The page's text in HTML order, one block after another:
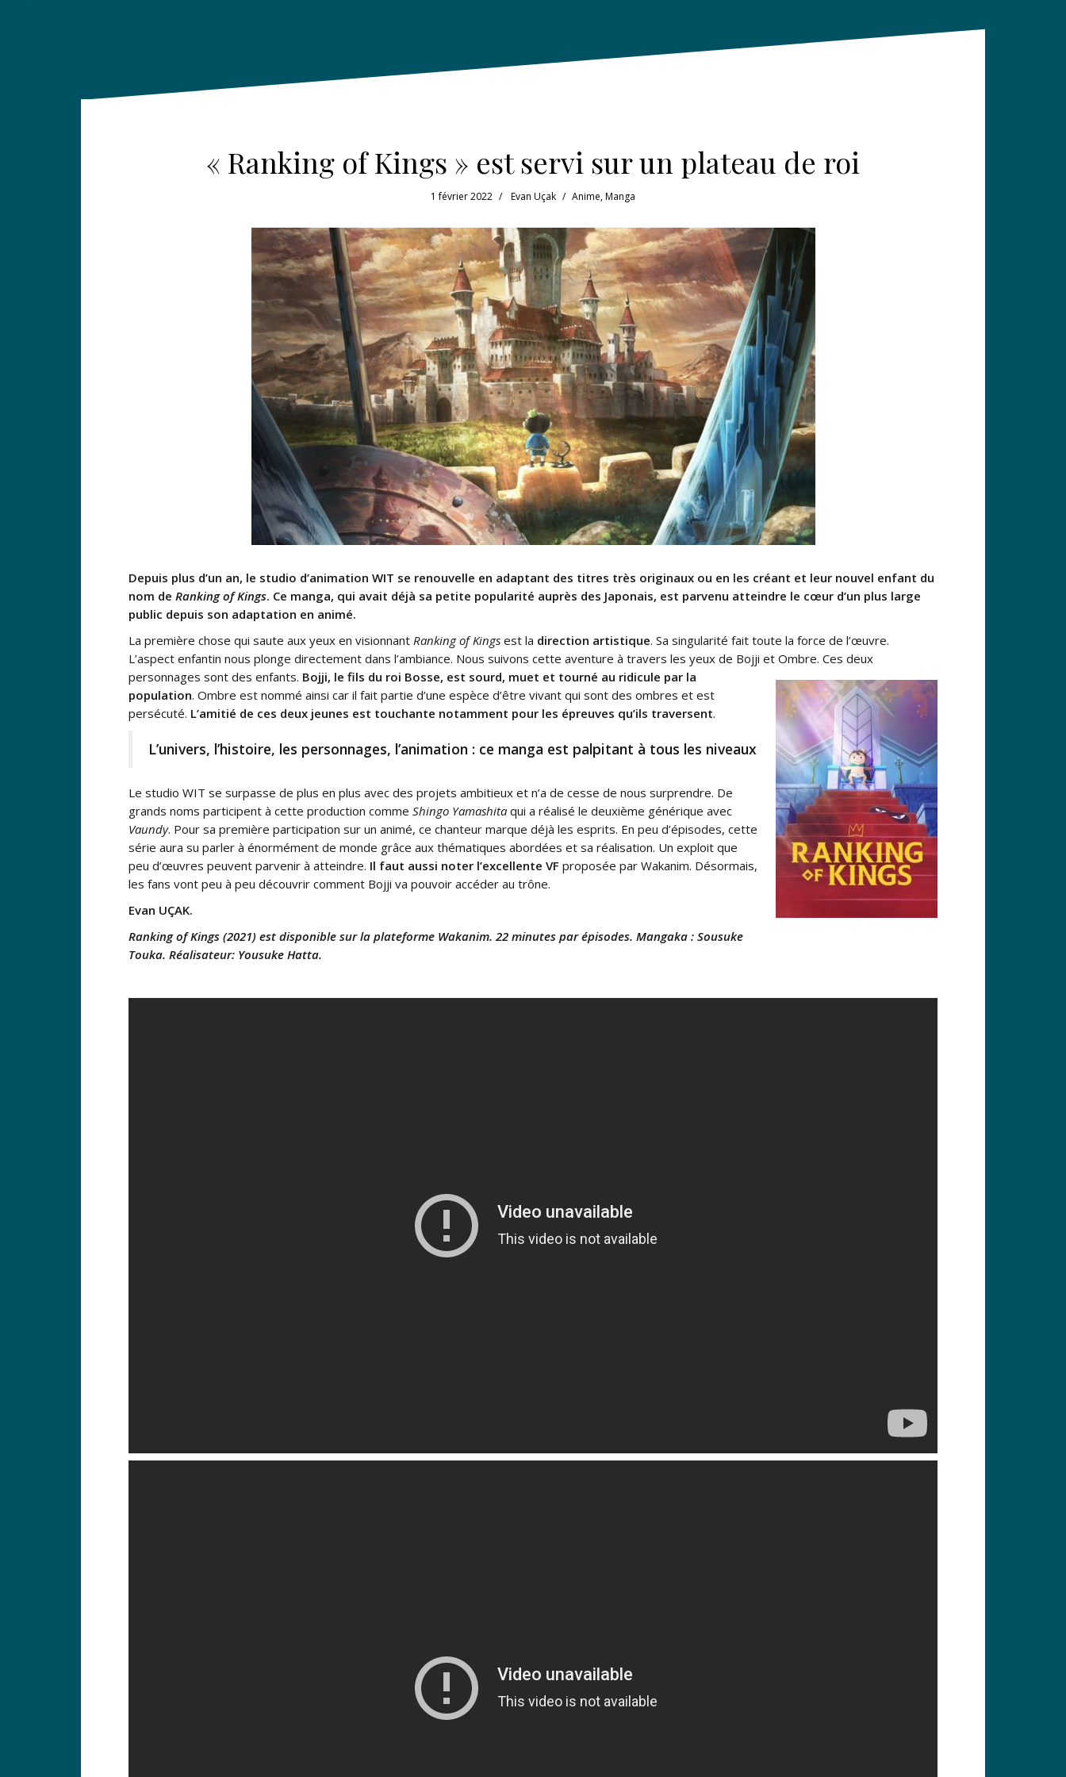
« Ranking of Kings » est servi sur un plateau de roi
1 février 2022 Evan Uçak Anime,Manga
Depuis plus d’un an, le studio d’animation WIT se renouvelle en adaptant des titres très originaux ou en les créant et leur nouvel enfant du
nom de Ranking of Kings. Ce manga, qui avait déjà sa petite popularité auprès des Japonais, est parvenu atteindre le cœur d’un plus large
public depuis son adaptation en animé.
La première chose qui saute aux yeux en visionnant Ranking of Kings est la direction artistique. Sa singularité fait toute la force de l’œuvre.
L’aspect enfantin nous plonge directement dans l’ambiance. Nous suivons cette aventure à travers les yeux de Bojji et Ombre. Ces deux
personnages sont des enfants. Bojji, le fils du roi Bosse, est sourd, muet et tourné au ridicule par la
population. Ombre est nommé ainsi car il fait partie d’une espèce d’être vivant qui sont des ombres et est
persécuté. L’amitié de ces deux jeunes est touchante notamment pour les épreuves qu’ils traversent.
L’univers, l’histoire, les personnages, l’animation : ce manga est palpitant à tous les niveaux
Le studio WIT se surpasse de plus en plus avec des projets ambitieux et n’a de cesse de nous surprendre. De
grands noms participent à cette production comme Shingo Yamashita qui a réalisé le deuxième générique avec
Vaundy. Pour sa première participation sur un animé, ce chanteur marque déjà les esprits. En peu d’épisodes, cette
série aura su parler à énormément de monde grâce aux thématiques abordées et sa réalisation. Un exploit que
peu d’œuvres peuvent parvenir à atteindre. Il faut aussi noter l’excellente VF proposée par Wakanim. Désormais,
les fans vont peu à peu découvrir comment Bojji va pouvoir accéder au trône.
Evan UÇAK.
Ranking of Kings (2021) est disponible sur la plateforme Wakanim. 22 minutes par épisodes. Mangaka : Sousuke
Touka. Réalisateur: Yousuke Hatta.